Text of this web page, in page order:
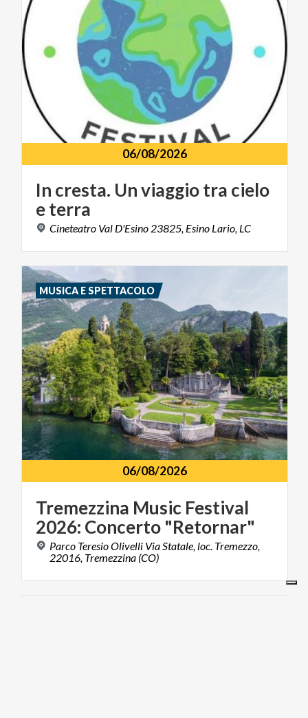
06/08/2026
In cresta. Unviaggiotra cielo
eterra
Cineteatro Val D'Esino 23825, Esino Lario, LC
06/08/2026
Tremezzina Music Festival
2026: Concerto "Retornar"
Parco Teresio Olivelli Via Statale, loc. Tremezzo,
22016, Tremezzina (CO)
MUSICA E SPETTACOLO